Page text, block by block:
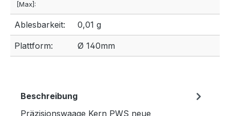
[Max]:
Ablesbarkeit: 0,01 g
Plattform: Ø 140mm
Beschreibung
Präzisionswaage Kern PWS neue